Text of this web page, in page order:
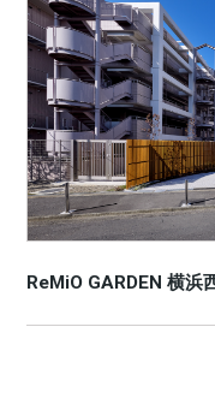
ReMiO GARDEN 横浜